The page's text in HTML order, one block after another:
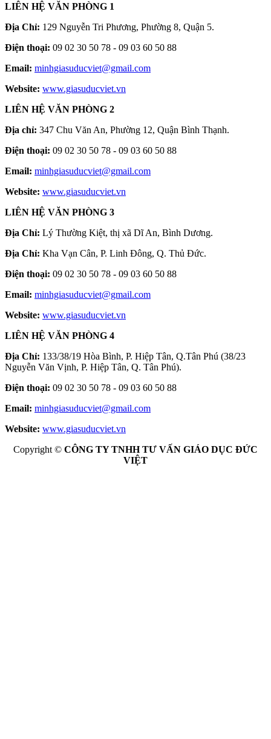
LIÊN HỆ VĂN PHÒNG 1
Địa Chỉ: 129 Nguyễn Tri Phương, Phường 8, Quận 5.
Điện thoại: 09 02 30 50 78 - 09 03 60 50 88
Email: minhgiasuducviet@gmail.com
Website: www.giasuducviet.vn
LIÊN HỆ VĂN PHÒNG 2
Địa chỉ: 347 Chu Văn An, Phường 12, Quận Bình Thạnh.
Điện thoại: 09 02 30 50 78 - 09 03 60 50 88
Email: minhgiasuducviet@gmail.com
Website: www.giasuducviet.vn
LIÊN HỆ VĂN PHÒNG 3
Địa Chỉ: Lý Thường Kiệt, thị xã Dĩ An, Bình Dương.
Địa Chỉ: Kha Vạn Cân, P. Linh Đông, Q. Thủ Đức.
Điện thoại: 09 02 30 50 78 - 09 03 60 50 88
Email: minhgiasuducviet@gmail.com
Website: www.giasuducviet.vn
LIÊN HỆ VĂN PHÒNG 4
Địa Chỉ: 133/38/19 Hòa Bình, P. Hiệp Tân, Q.Tân Phú (38/23
Nguyễn Văn Vịnh, P. Hiệp Tân, Q. Tân Phú).
Điện thoại: 09 02 30 50 78 - 09 03 60 50 88
Email: minhgiasuducviet@gmail.com
Website: www.giasuducviet.vn
Copyright © CÔNG TY TNHH TƯ VẤN GIÁO DỤC ĐỨC
VIỆT